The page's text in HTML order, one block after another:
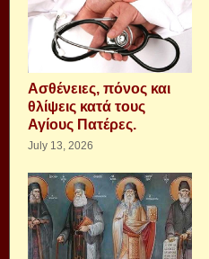
Aσθένειες, πόνος και
θλίψεις κατά τους
Αγίους Πατέρες.
July 13, 2026